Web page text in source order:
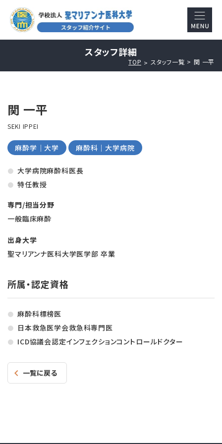
スタッフ詳細
TOP スタッフ一覧 関 一平
関 一平
SEKI IPPEI
麻酔学｜大学 麻酔科｜大学病院
大学病院麻酔科医長
特任教授
専門/担当分野
一般臨床麻酔
出身大学
聖マリアンナ医科大学医学部 卒業
所属・認定資格
麻酔科標榜医
日本救急医学会救急科専門医
ICD協議会認定インフェクションコントロールドクター
一覧に戻る